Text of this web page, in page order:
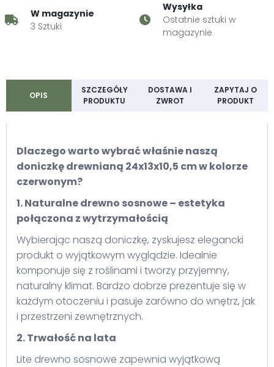
W magazynie
3 Sztuki
Wysyłka
Ostatnie sztuki w
magazynie
OPIS
SZCZEGÓŁY
PRODUKTU
DOSTAWA I
ZWROT
ZAPYTAJ O
PRODUKT
Dlaczego warto wybrać właśnie naszą
doniczkę drewnianą 24x13x10,5 cm w kolorze
czerwonym?
1. Naturalne drewno sosnowe – estetyka
połączona z wytrzymałością
Wybierając naszą doniczkę, zyskujesz elegancki
produkt o wyjątkowym wyglądzie. Idealnie
komponuje się z roślinami i tworzy przyjemny,
naturalny klimat. Bardzo dobrze prezentuje się w
każdym otoczeniu i pasuje zarówno do wnętrz, jak
i przestrzeni zewnętrznych.
2. Trwałość na lata
Lite drewno sosnowe zapewnia wyjątkową